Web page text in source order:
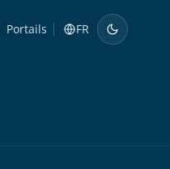
Portails FR